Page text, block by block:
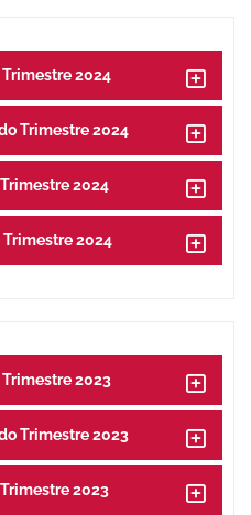
2024
Trimestre 2024
2024
Trimestre 2024
2023
Trimestre 2023
2023